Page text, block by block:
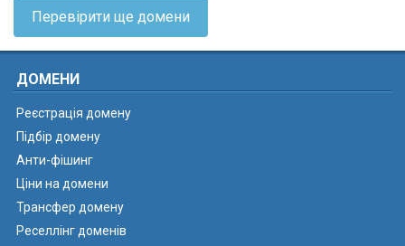
Перевірити ще домени
ДОМЕНИ
Реєстрація домену
Підбір домену
Анти-фішинг
Ціни на домени
Трансфер домену
Реселлінг доменів